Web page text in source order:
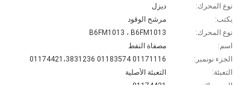
نوع المحرك:
ديزل
يكتب:
مرشح الوقود
نوع المحرك:
B6FM1013 ، B6FM1013
اسم:
مصفاة النفط
الجزء نونمبر:
01171116 01183574 01174421،3831236
التعبئة:
التعبئة الأصلية